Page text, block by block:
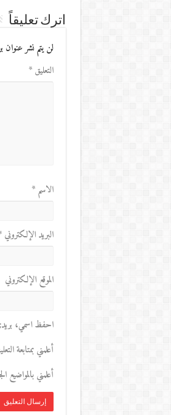
اترك تعليقاً
لن يتم نشر عنوان
التعليق*
الاسم*
البريد الإلكتروني
الموقع الإلكتروني
احفظ اسمي، بريدي
أعلمني بمتابعة
أعلمني بالمواضيع